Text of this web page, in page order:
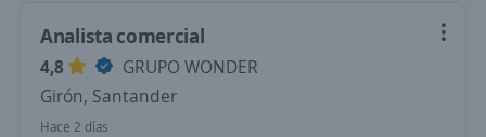
Analista comercial
4,8
GRUPO WONDER
Girón, Santander
Hace 2 días